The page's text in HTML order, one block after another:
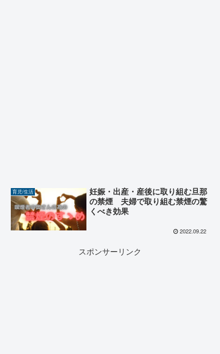
育児/生活
妊娠・出産・産後に取り組む旦那
の禁煙 夫婦で取り組む禁煙の驚
くべき効果
2022.09.22
スポンサーリンク